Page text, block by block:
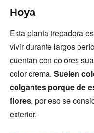
Hoya
Esta planta trepadora
vivir durante largos
cuentan con colores
color crema. Suelen
colgantes porque de
flores, por eso se
exterior.